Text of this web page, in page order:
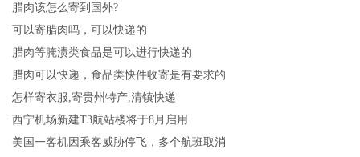
腊肉该怎么寄到国外?
可以寄腊肉吗，可以快递的
腊肉等腌渍类食品是可以进行快递的
腊肉可以快递，食品类快件收寄是有要求的
怎样寄衣服,寄贵州特产,清镇快递
西宁机场新建T3航站楼将于8月启用
美国一客机因乘客威胁停飞，多个航班取消